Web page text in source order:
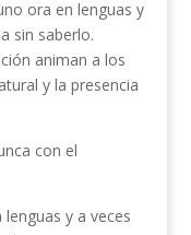
ora en lenguas y
sin saberlo.
animan a los
y la presencia
con el
y a veces